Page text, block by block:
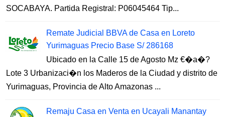
SOCABAYA. Partida Registral: P06045464 Tip...
Remate Judicial BBVA de Casa en Loreto
Yurimaguas Precio Base S/ 286168
Ubicado en la Calle 15 de Agosto Mz €�a�?
Lote 3 Urbanizaci�n los Maderos de la Ciudad y distrito de
Yurimaguas, Provincia de Alto Amazonas ...
Remaju Casa en Venta en Ucayali Manantay